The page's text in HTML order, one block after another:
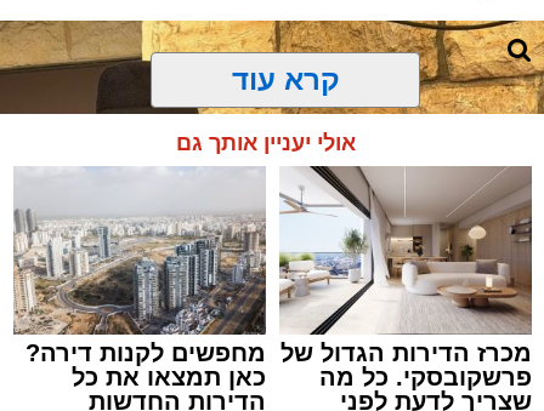
המעמד, שהתקיים ביוזמת 'מעגלים', נערך
בראשות בעל המנגן ר' דודי קאליש, שידוע
בכישרונו להגיש יצירות עומק ברגש יהודי לוהט
ופנימי, כשלצידו ליד השולחן הסיבו, חבושי
שטריימלך, מקהלת "נגינה" המפוארת בליווי הרכב
מוזיקלי מורחב. ואכן, בשעות הבאות נסחפו
המשתתפים על גבי צליליה הענוגים של שבת
קודש, כשהם נהנים וחווים מקרוב את יצירות
המופת ממיטב חצרות החסידות, בהן בעלזא,
קרא עוד
אולי יעניין אותך גם
מכרז הדירות הגדול של
פרשקובסקי. כל מה
שצריך לדעת לפני
מחפשים לקנות דירה?
כאן תמצאו את כל
הדירות החדשות